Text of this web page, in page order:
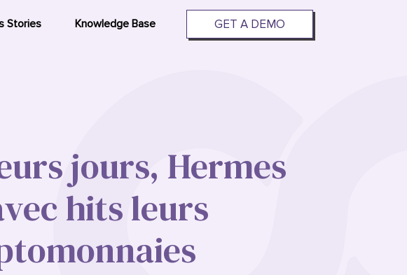
Stories Knowledge Base GET A DEMO
jours, Hermes
hits leurs